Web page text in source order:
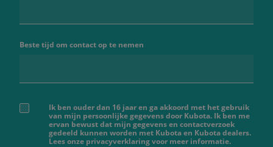
Beste tijd om contact op te nemen
Ik ben ouder dan 16 jaar en ga akkoord met het gebruik
van mijn persoonlijke gegevens door Kubota. Ik ben me
ervan bewust dat mijn gegevens en contactverzoek
gedeeld kunnen worden met Kubota en Kubota dealers.
Lees onze privacyverklaring voor meer informatie.